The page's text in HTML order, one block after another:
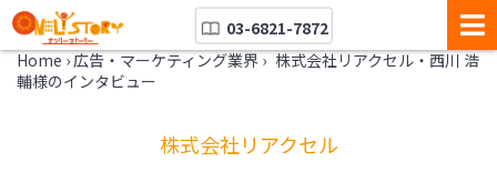
03-6821-7872
Home ›広告・マーケティング業界 › 株式会社リアクセル・西川 浩
輔様のインタビュー
株式会社リアクセル